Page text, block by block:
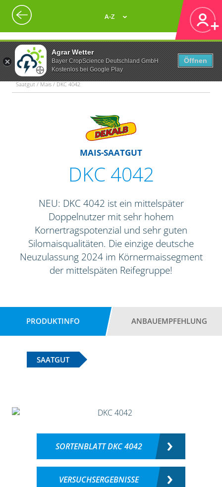
Agrar Wetter
Bayer CropScience Deutschland GmbH
Kostenlos bei Google Play
Öffnen
A-Z
Saatgut / Mais / DKC 4042
MAIS-SAATGUT
DKC 4042
NEU: DKC 4042 ist ein mittelspäter
Doppelnutzer mit sehr hohem
Kornertragspotenzial und sehr guten
Silomaisqualitäten. Die einzige deutsche
Neuzulassung 2024 im Körnermaissegment
der mittelspäten Reifegruppe!
PRODUKTINFO ANBAUEMPFEHLUNG
SAATGUT
SORTENBLATT DKC 4042
VERSUCHSERGEBNISSE